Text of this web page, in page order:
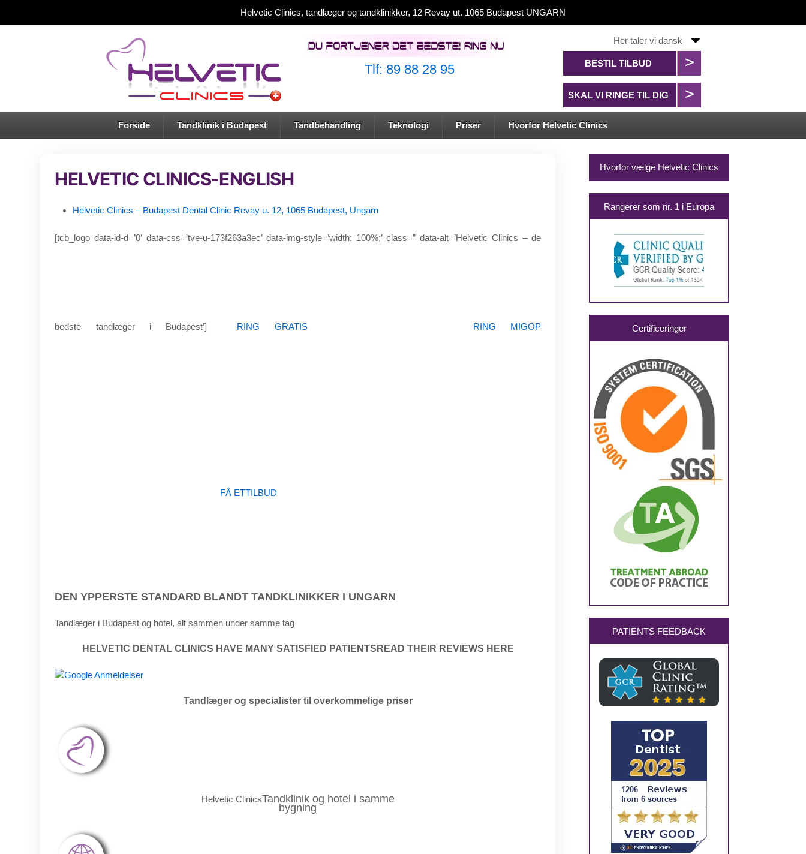
Helvetic Clinics, tandlæger og tandklinikker, 12 Revay ut. 1065 Budapest UNGARN
Her taler vi dansk
BESTIL TILBUD
SKAL VI RINGE TIL DIG
Tlf: 89 88 28 95
Forside Tandklinik i Budapest Tandbehandling Teknologi Priser Hvorfor Helvetic Clinics
HELVETIC CLINICS-ENGLISH
Helvetic Clinics – Budapest Dental Clinic Revay u. 12, 1065 Budapest, Ungarn
[tcb_logo data-id-d=’0′ data-css=’tve-u-173f263a3ec’ data-img-style=’width: 100%;’ class=” data-alt=’Helvetic Clinics – de
bedste tandlæger i Budapest’] RING GRATIS RING MIGOP
FÅ ETTILBUD
DEN YPPERSTE STANDARD BLANDT TANDKLINIKKER I UNGARN
Tandlæger i Budapest og hotel, alt sammen under samme tag
HELVETIC DENTAL CLINICS HAVE MANY SATISFIED PATIENTSREAD THEIR REVIEWS HERE
Tandlæger og specialister til overkommelige priser
Helvetic ClinicsTandklinik og hotel i samme
bygning
Hvorfor vælge Helvetic Clinics
Rangerer som nr. 1 i Europa
Certificeringer
PATIENTS FEEDBACK